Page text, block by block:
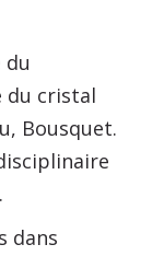
du
du cristal
Bousquet.
dans